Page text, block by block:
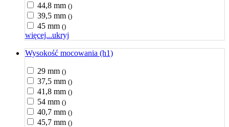
44,8 mm ()
39,5 mm ()
45 mm ()
więcej...ukryj
Wysokość mocowania (h1)
29 mm ()
37,5 mm ()
41,8 mm ()
54 mm ()
40,7 mm ()
45,7 mm ()